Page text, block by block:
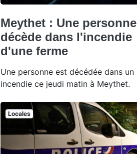
Meythet : Une personne
décède dans l'incendie
d'une ferme
Une personne est décédée dans un
incendie ce jeudi matin à Meythet.
Locales